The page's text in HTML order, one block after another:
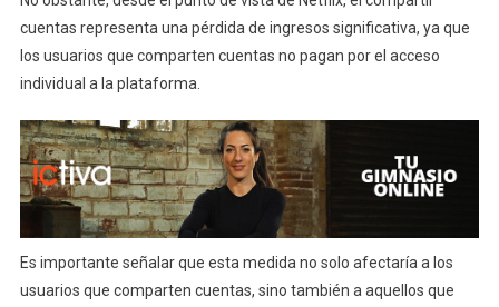
cuentas representa una pérdida de ingresos significativa, ya que
los usuarios que comparten cuentas no pagan por el acceso
individual a la plataforma.
Es importante señalar que esta medida no solo afectaría a los
usuarios que comparten cuentas, sino también a aquellos que